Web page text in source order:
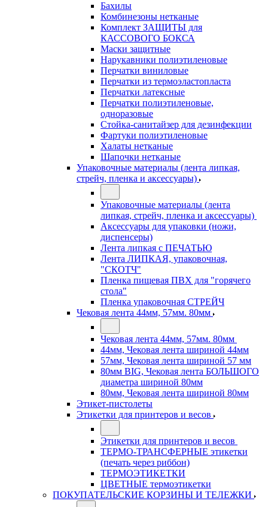
Бахилы
Комбинезоны нетканые
Комплект ЗАЩИТЫ для
КАССОВОГО БОКСА
Маски защитные
Нарукавники полиэтиленовые
Перчатки виниловые
Перчатки из термоэластопласта
Перчатки латексные
Перчатки полиэтиленовые,
одноразовые
Стойка-санитайзер для дезинфекции
Фартуки полиэтиленовые
Халаты нетканые
Шапочки нетканые
Упаковочные материалы (лента липкая,
стрейч, пленка и аксессуары)
Упаковочные материалы (лента
липкая, стрейч, пленка и аксессуары)
Аксессуары для упаковки (ножи,
диспенсеры)
Лента липкая с ПЕЧАТЬЮ
Лента ЛИПКАЯ, упаковочная,
"СКОТЧ"
Пленка пищевая ПВХ для "горячего
стола"
Пленка упаковочная СТРЕЙЧ
Чековая лента 44мм, 57мм. 80мм
Чековая лента 44мм, 57мм. 80мм
44мм, Чековая лента шириной 44мм
57мм, Чековая лента шириной 57 мм
80мм BIG, Чековая лента БОЛЬШОГО
диаметра шириной 80мм
80мм, Чековая лента шириной 80мм
Этикет-пистолеты
Этикетки для принтеров и весов
Этикетки для принтеров и весов
ТЕРМО-ТРАНСФЕРНЫЕ этикетки
(печать через риббон)
ТЕРМОЭТИКЕТКИ
ЦВЕТНЫЕ термоэтикетки
ПОКУПАТЕЛЬСКИЕ КОРЗИНЫ И ТЕЛЕЖКИ